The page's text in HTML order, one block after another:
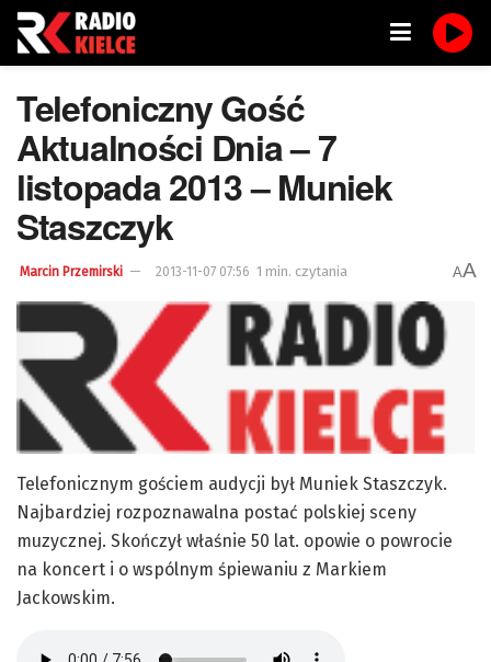
Telefoniczny Gość
Aktualności Dnia – 7
listopada 2013 – Muniek
Staszczyk
Marcin Przemirski 2013-11-07 07:56 1 min. czytania AA
Telefonicznym gościem audycji był Muniek Staszczyk.
Najbardziej rozpoznawalna postać polskiej sceny
muzycznej. Skończył właśnie 50 lat. opowie o powrocie
na koncert i o wspólnym śpiewaniu z Markiem
Jackowskim.